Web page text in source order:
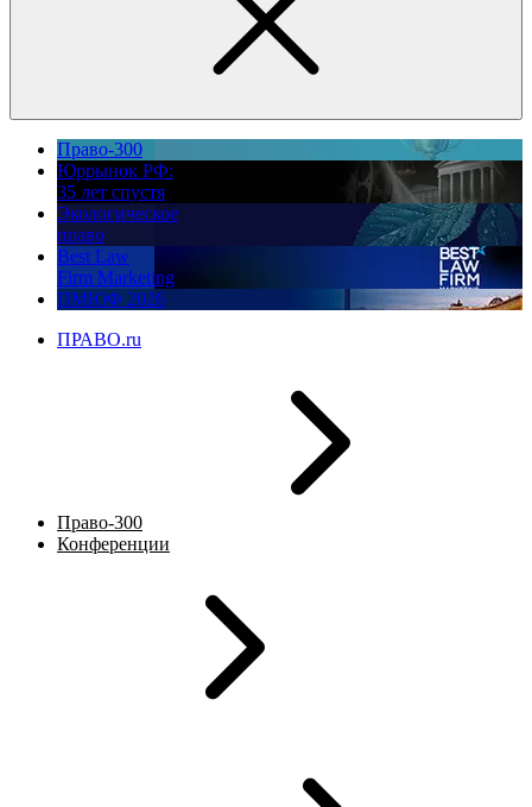
Право-300
Юррынок РФ:
35 лет спустя
Экологическое
право
Best Law
Firm Marketing
ПМЮФ 2026
ПРАВО.ru
Право-300
Конференции